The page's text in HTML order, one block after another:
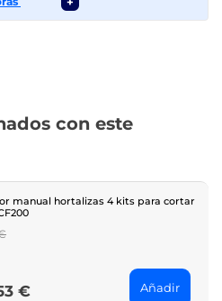
con este
manual hortalizas 4 kits para cortar
€ Añadir